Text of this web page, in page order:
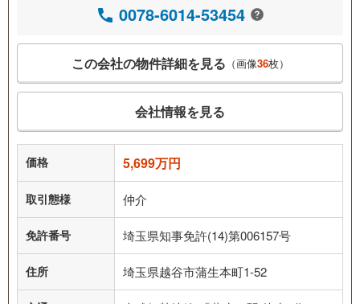
0078-6014-53454
この会社の物件詳細を見る （画像36枚）
会社情報を見る
価格 5,699万円
取引態様 仲介
免許番号 埼玉県知事免許(14)第006157号
住所 埼玉県越谷市蒲生本町1-52